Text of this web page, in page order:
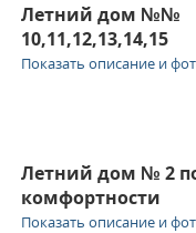
Летний дом №№
10,11,12,13,14,15
Показать описание и
Летний дом № 2
комфортности
Показать описание и